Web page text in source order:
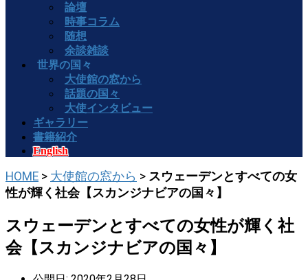
論壇
時事コラム
随想
余談雑談
世界の国々
大使館の窓から
話題の国々
大使インタビュー
ギャラリー
書籍紹介
English
HOME > 大使館の窓から > スウェーデンとすべての女
性が輝く社会【スカンジナビアの国々】
スウェーデンとすべての女性が輝く社
会【スカンジナビアの国々】